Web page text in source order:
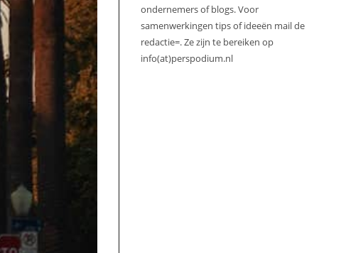
ondernemers of blogs. Voor
samenwerkingen tips of ideeën mail de
redactie=. Ze zijn te bereiken op
info(at)perspodium.nl